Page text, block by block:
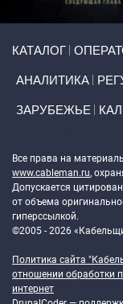
КАТАЛОГ
АНАЛИТИКА
ЗАРУБЕЖЬЕ
Все права на
www.cableman.ru,
Допускается
от объема
гиперссылкой.
©2005 - 2026
Политика сайта
отношении обработки
интернет